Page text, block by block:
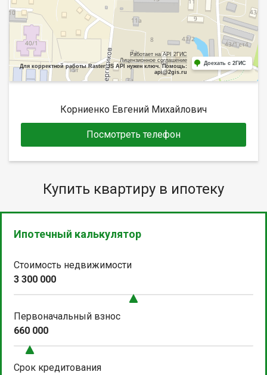
Работает на API 2ГИС
Лицензионное соглашение
Для корректной работы Raster JS API нужен ключ. Помощь:
api@2gis.ru
Доехать с 2ГИС
Корниенко Евгений Михайлович
Посмотреть телефон
Купить квартиру в ипотеку
Ипотечный калькулятор
Стоимость недвижимости
3 300 000
Первоначальный взнос
660 000
Срок кредитования